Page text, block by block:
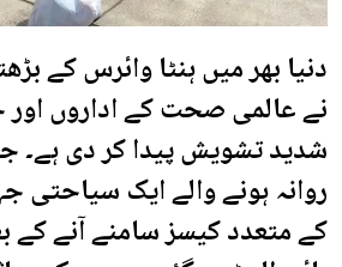
دنیا بھر میں ہنٹا وائرس کے
نے عالمی صحت کے اداروں
شدید تشویش پیدا کر دی ہے۔
روانہ ہونے والے ایک سیاحتی
کے متعدد کیسز سامنے آنے کے